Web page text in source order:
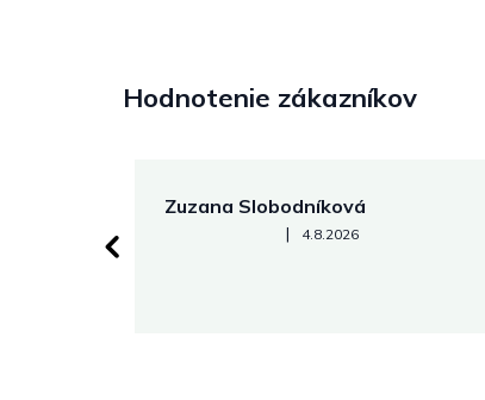
Hodnotenie zákazníkov
Zuzana Slobodníková
Hodnotenie obchodu je 5 z 5 hviezdičiek.
| 4.8.2026